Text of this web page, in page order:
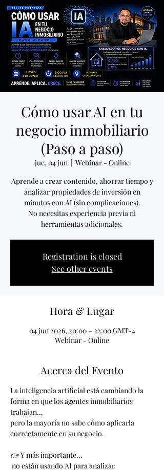
Cómo usar AI en tu
negocio inmobiliario
(Paso a paso)
jue, 04 jun
  |
Webinar - Online
Aprende a crear contenido, ahorrar tiempo y
analizar propiedades de inversión en
minutos con AI (sin complicaciones).
No necesitas experiencia previa ni
herramientas adicionales.
Registration is closed
See other events
Hora & Lugar
04 jun 2026, 20:00 – 22:00 GMT-4
Webinar - Online
Acerca del Evento
La inteligencia artificial está cambiando la
forma en que los agentes inmobiliarios
trabajan…
pero la mayoría no sabe cómo aplicarla
correctamente en su negocio.
👉 Y más importante…